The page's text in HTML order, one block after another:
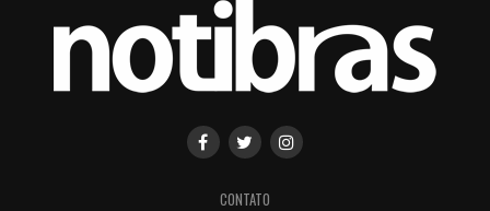
CONTATO